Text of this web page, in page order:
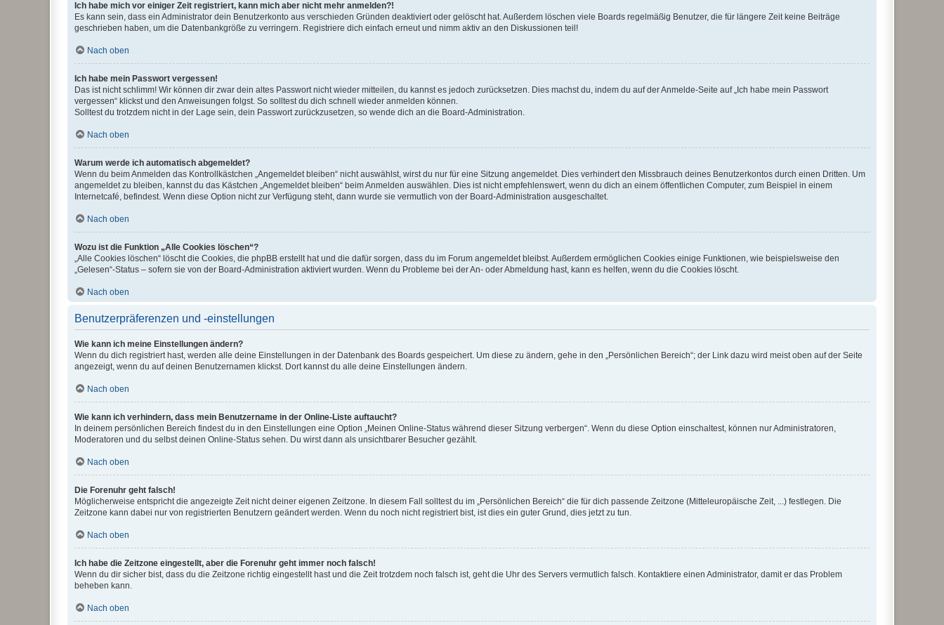
Ich habe mich vor einiger Zeit registriert, kann mich aber nicht mehr anmelden?!
Es kann sein, dass ein Administrator dein Benutzerkonto aus verschieden Gründen deaktiviert oder gelöscht hat. Außerdem löschen viele Boards regelmäßig Benutzer, die für längere Zeit keine Beiträge
geschrieben haben, um die Datenbankgröße zu verringern. Registriere dich einfach erneut und nimm aktiv an den Diskussionen teil!
Nach oben
Ich habe mein Passwort vergessen!
Das ist nicht schlimm! Wir können dir zwar dein altes Passwort nicht wieder mitteilen, du kannst es jedoch zurücksetzen. Dies machst du, indem du auf der Anmelde-Seite auf „Ich habe mein Passwort
vergessen“ klickst und den Anweisungen folgst. So solltest du dich schnell wieder anmelden können.
Solltest du trotzdem nicht in der Lage sein, dein Passwort zurückzusetzen, so wende dich an die Board-Administration.
Nach oben
Warum werde ich automatisch abgemeldet?
Wenn du beim Anmelden das Kontrollkästchen „Angemeldet bleiben“ nicht auswählst, wirst du nur für eine Sitzung angemeldet. Dies verhindert den Missbrauch deines Benutzerkontos durch einen Dritten. Um
angemeldet zu bleiben, kannst du das Kästchen „Angemeldet bleiben“ beim Anmelden auswählen. Dies ist nicht empfehlenswert, wenn du dich an einem öffentlichen Computer, zum Beispiel in einem
Internetcafé, befindest. Wenn diese Option nicht zur Verfügung steht, dann wurde sie vermutlich von der Board-Administration ausgeschaltet.
Nach oben
Wozu ist die Funktion „Alle Cookies löschen“?
„Alle Cookies löschen“ löscht die Cookies, die phpBB erstellt hat und die dafür sorgen, dass du im Forum angemeldet bleibst. Außerdem ermöglichen Cookies einige Funktionen, wie beispielsweise den
„Gelesen“-Status – sofern sie von der Board-Administration aktiviert wurden. Wenn du Probleme bei der An- oder Abmeldung hast, kann es helfen, wenn du die Cookies löscht.
Nach oben
Benutzerpräferenzen und -einstellungen
Wie kann ich meine Einstellungen ändern?
Wenn du dich registriert hast, werden alle deine Einstellungen in der Datenbank des Boards gespeichert. Um diese zu ändern, gehe in den „Persönlichen Bereich“; der Link dazu wird meist oben auf der Seite
angezeigt, wenn du auf deinen Benutzernamen klickst. Dort kannst du alle deine Einstellungen ändern.
Nach oben
Wie kann ich verhindern, dass mein Benutzername in der Online-Liste auftaucht?
In deinem persönlichen Bereich findest du in den Einstellungen eine Option „Meinen Online-Status während dieser Sitzung verbergen“. Wenn du diese Option einschaltest, können nur Administratoren,
Moderatoren und du selbst deinen Online-Status sehen. Du wirst dann als unsichtbarer Besucher gezählt.
Nach oben
Die Forenuhr geht falsch!
Möglicherweise entspricht die angezeigte Zeit nicht deiner eigenen Zeitzone. In diesem Fall solltest du im „Persönlichen Bereich“ die für dich passende Zeitzone (Mitteleuropäische Zeit, ...) festlegen. Die
Zeitzone kann dabei nur von registrierten Benutzern geändert werden. Wenn du noch nicht registriert bist, ist dies ein guter Grund, dies jetzt zu tun.
Nach oben
Ich habe die Zeitzone eingestellt, aber die Forenuhr geht immer noch falsch!
Wenn du dir sicher bist, dass du die Zeitzone richtig eingestellt hast und die Zeit trotzdem noch falsch ist, geht die Uhr des Servers vermutlich falsch. Kontaktiere einen Administrator, damit er das Problem
beheben kann.
Nach oben